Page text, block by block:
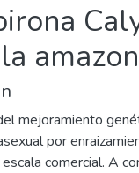
mejoramiento
por
comercial. A